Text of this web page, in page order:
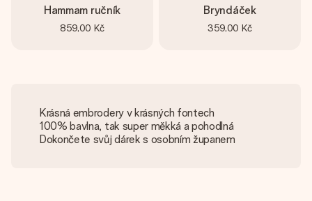
Hammam ručník
859,00 Kč
Bryndáček
359,00 Kč
Krásná embrodery v krásných fontech
100% bavlna, tak super měkká a pohodlná
Dokončete svůj dárek s osobním županem